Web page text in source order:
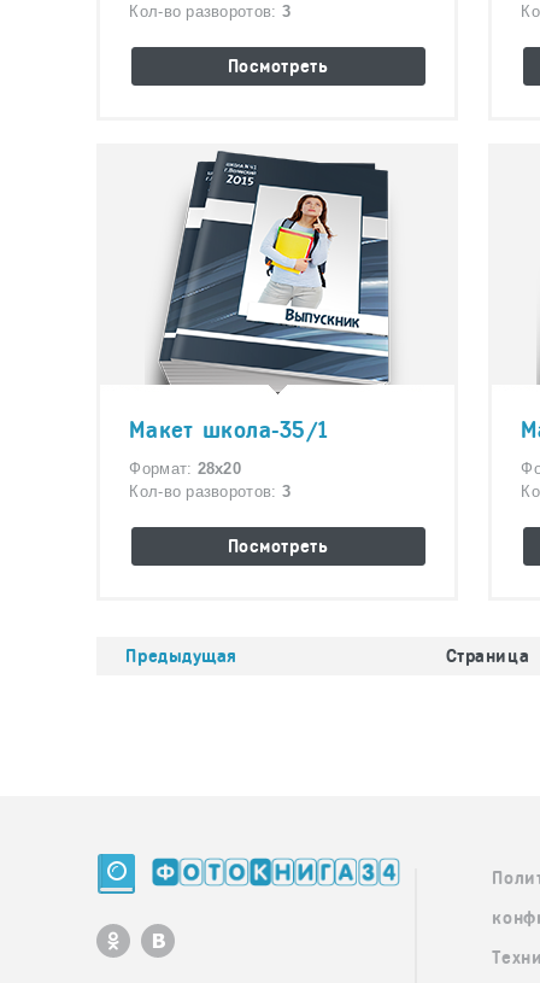
Кол-во разворотов: 3
Посмотреть
Макет школа-35/1
Формат: 28х20
Кол-во разворотов: 3
Посмотреть
Предыдущая Страница